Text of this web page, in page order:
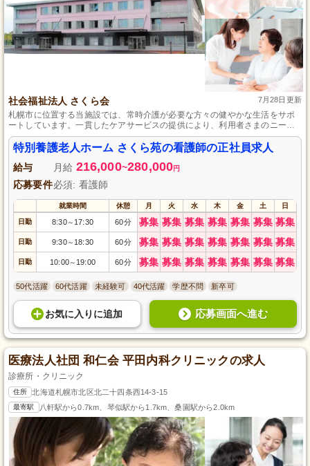
社会福祉法人 さくら会 7月28日更新
札幌市に位置する当施設では、常時介護が必要な方々の健やかな生活をサポ
ートしています。一貫したケアサービスの提供により、利用者さまのニーズ
に柔軟に対応できる環境を整えております。現在、資格を持つ看護師の方を
募集中です。未経験でも応募可能で、機能訓練指導や投薬・健康管理など、
幅広い業務に携わっていただきます。育児休暇や看護休暇など、ライフステ
ージが変化しても安心して働ける制度も充実しています。
特別養護老人ホーム さくら苑の看護師の正社員求人
給与 月給 216,000~280,000円
応募要件必須: 看護師
就業時間 休憩 月 火 水 木 金 土 日
日勤 8:30～ 17:30 60分 募集 募集 募集 募集 募集 募集 募集
日勤 9:30～ 18:30 60分 募集 募集 募集 募集 募集 募集 募集
日勤 10:00～ 19:00 60分 募集 募集 募集 募集 募集 募集 募集
50代活躍 60代活躍 未経験可 40代活躍 学歴不問 新卒可
お気に入り に追加 応募画面へ進む
医療法人社団 和仁会 平田内科クリニックの求人
診療所・クリニック
住所 北海道札幌市北区北二十四条西14-3-15
最寄駅 八軒駅から0.7km、琴似駅から1.7km、桑園駅から2.0km